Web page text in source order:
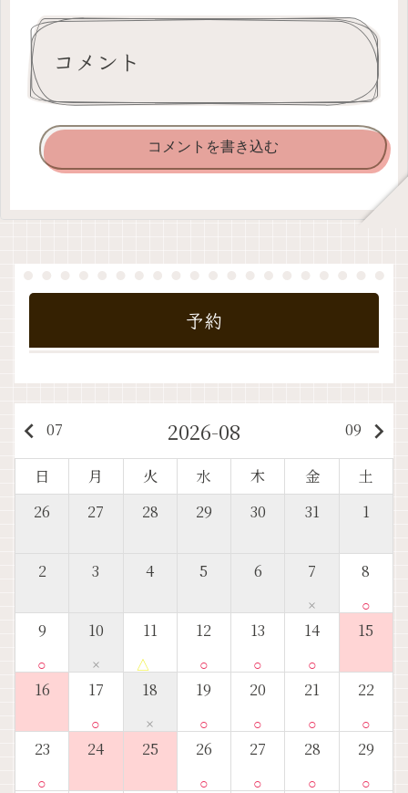
コメント
コメントを書き込む
予約
keyboard_arrow_left 07 2026-08 09 keyboard_arrow_right
日 月 火 水 木 金
土
26
27 28 29 30 31 1
2 3 4 5 6 7
×
8
○
9
○
10
×
11
△
12
○
13
○
14
○
15
16 17
○
18
×
19
○
20
○
21
○
22
○
23
○
24 25 26
○
27
○
28
○
29
○